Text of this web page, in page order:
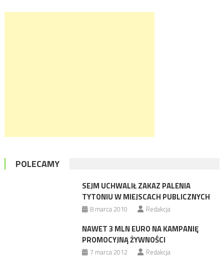
POLECAMY
SEJM UCHWALIŁ ZAKAZ PALENIA
TYTONIU W MIEJSCACH PUBLICZNYCH
8 marca 2010 Redakcja
NAWET 3 MLN EURO NA KAMPANIĘ
PROMOCYJNĄ ŻYWNOŚCI
7 marca 2012 Redakcja